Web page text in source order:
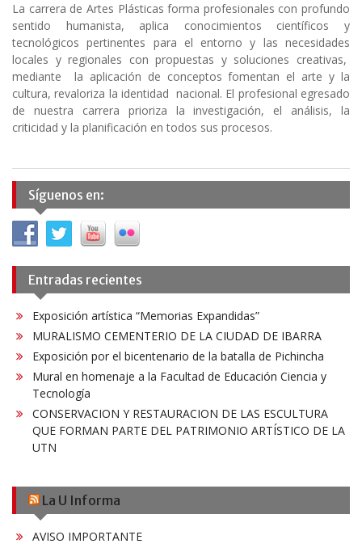
La carrera de Artes Plásticas forma profesionales con profundo
sentido humanista, aplica conocimientos científicos y
tecnológicos pertinentes para el entorno y las necesidades
locales y regionales con propuestas y soluciones creativas,
mediante la aplicación de conceptos fomentan el arte y la
cultura, revaloriza la identidad nacional. El profesional egresado
de nuestra carrera prioriza la investigación, el análisis, la
criticidad y la planificación en todos sus procesos.
Síguenos en:
Entradas recientes
Exposición artística “Memorias Expandidas”
MURALISMO CEMENTERIO DE LA CIUDAD DE IBARRA
Exposición por el bicentenario de la batalla de Pichincha
Mural en homenaje a la Facultad de Educación Ciencia y
Tecnología
CONSERVACION Y RESTAURACION DE LAS ESCULTURA
QUE FORMAN PARTE DEL PATRIMONIO ARTÍSTICO DE LA
UTN
La U Informa
AVISO IMPORTANTE